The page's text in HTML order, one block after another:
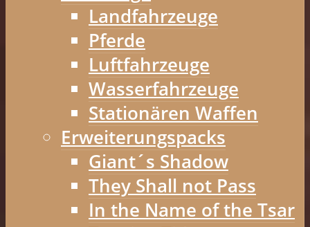
Landfahrzeuge
Pferde
Luftfahrzeuge
Wasserfahrzeuge
Stationären Waffen
Erweiterungspacks
Giant´s Shadow
They Shall not Pass
In the Name of the Tsar